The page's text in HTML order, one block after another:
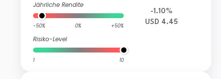
Jährliche Rendite
-50% 0% +50%
Risiko-Level
1 10
-1.10%
USD 4.45